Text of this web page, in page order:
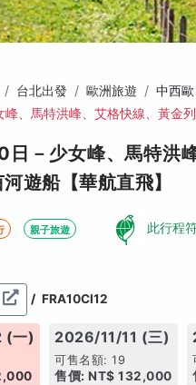
台北出發 歐洲旅遊
中西歐
峰、馬特洪峰、艾格快線、黃金
日－少女峰、馬特洪
遊船【華航直飛】
親子旅遊 此行程
/ FRA10CI12
(一) 2026/11/11 (三)
可售名額: 19
售價: NT$ 132,000